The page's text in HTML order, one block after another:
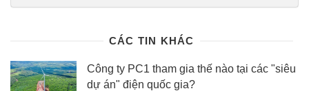
CÁC TIN KHÁC
Công ty PC1 tham gia thế nào tại các "siêu
dự án" điện quốc gia?